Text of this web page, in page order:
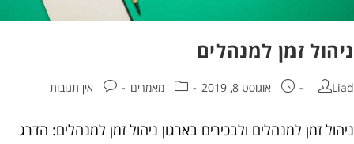
זמן למנהלים
אוגוסט 8, 2019 מאמרים אין תגובות
זמן למנהלים ולבכירים בארגון ניהול זמן למנהלים: הדרג